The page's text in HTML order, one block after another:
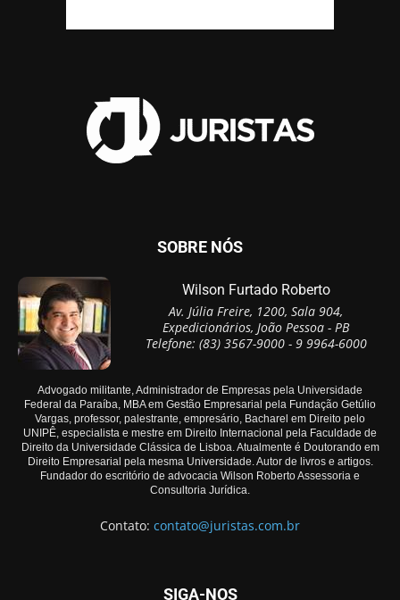
SOBRE NÓS
Wilson Furtado Roberto
Av. Júlia Freire, 1200, Sala 904,
Expedicionários, João Pessoa - PB
Telefone: (83) 3567-9000 - 9 9964-6000
Advogado militante, Administrador de Empresas pela Universidade
Federal da Paraíba, MBA em Gestão Empresarial pela Fundação Getúlio
Vargas, professor, palestrante, empresário, Bacharel em Direito pelo
UNIPÊ, especialista e mestre em Direito Internacional pela Faculdade de
Direito da Universidade Clássica de Lisboa. Atualmente é Doutorando em
Direito Empresarial pela mesma Universidade. Autor de livros e artigos.
Fundador do escritório de advocacia Wilson Roberto Assessoria e
Consultoria Jurídica.
Contato: contato@juristas.com.br
SIGA-NOS